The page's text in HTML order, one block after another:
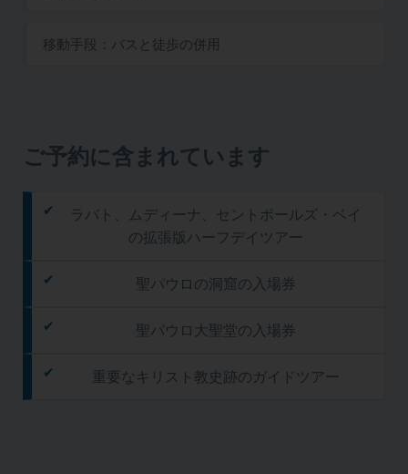
移動手段：バスと徒歩の併用
ご予約に含まれています
ラバト、ムディーナ、セントポールズ・ベイ
の拡張版ハーフデイツアー
聖パウロの洞窟の入場券
聖パウロ大聖堂の入場券
重要なキリスト教史跡のガイドツアー